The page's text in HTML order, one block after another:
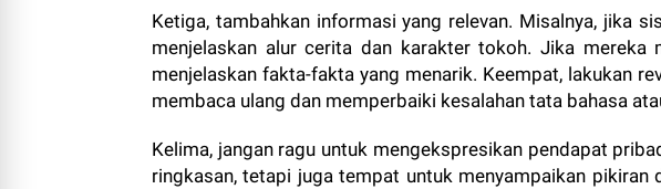
Ketiga, tambahkan informasi yang relevan. Misalnya, jika
menjelaskan alur cerita dan karakter tokoh. Jika mereka
menjelaskan fakta-fakta yang menarik. Keempat, lakukan
membaca ulang dan memperbaiki kesalahan tata bahasa
Kelima, jangan ragu untuk mengekspresikan pendapat
ringkasan, tetapi juga tempat untuk menyampaikan pikiran